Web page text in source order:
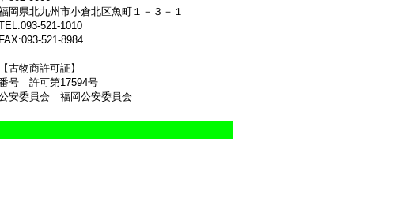
岡県北九州市小倉北区魚町１－３－１
521-1010
FAX:093-521-8984
【古物商許可証】
号 許可第17594号
安委員会 福岡公安委員会